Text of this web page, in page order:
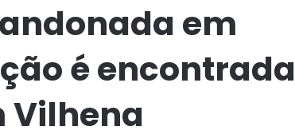
em
é encontrada
Vilhena